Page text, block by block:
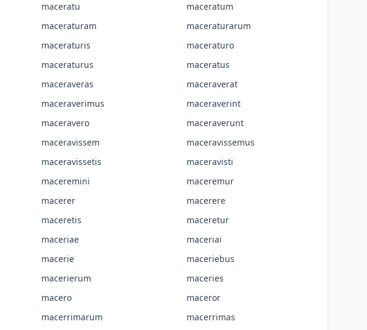
maceratu
maceratum
maceraturam
maceraturarum
maceraturis
maceraturo
maceraturus
maceratus
maceraveras
maceraverat
maceraverimus
maceraverint
maceravero
maceraverunt
maceravissem
maceravissemus
maceravissetis
maceravisti
maceremini
maceremur
macerer
macerere
maceretis
maceretur
maceriae
maceriai
macerie
maceriebus
macerierum
maceries
macero
maceror
macerrimarum
macerrimas